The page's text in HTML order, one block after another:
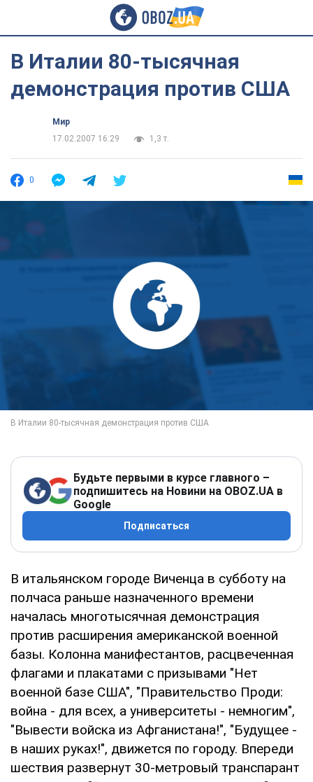
В Италии 80-тысячная
демонстрация против США
Мир
17.02.2007 16:29
1,3 т.
0
Будьте первыми в курсе главного –
подпишитесь на Новини на OBOZ.UA в
Google
Подписаться
В итальянском городе Виченца в субботу на
полчаса раньше назначенного времени
началась многотысячная демонстрация
против расширения американской военной
базы. Колонна манифестантов, расцвеченная
флагами и плакатами с призывами "Нет
военной базе США", "Правительство Проди:
война - для всех, а университеты - немногим",
"Вывести войска из Афганистана!", "Будущее -
в наших руках!", движется по городу. Впереди
шествия развернут 30-метровый транспарант